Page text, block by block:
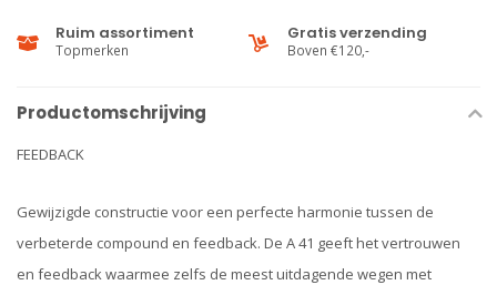
Ruim assortiment
Topmerken
Gratis verzending
Boven €120,-
Productomschrijving
FEEDBACK
Gewijzigde constructie voor een perfecte harmonie tussen de
verbeterde compound en feedback. De A 41 geeft het vertrouwen
en feedback waarmee zelfs de meest uitdagende wegen met